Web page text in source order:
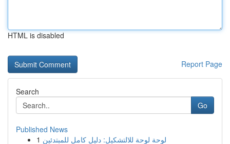
HTML is disabled
Report Page
Search
Go
Published News
1 لوحة لوحة للالتشكيل: دليل كامل للمبتدئين